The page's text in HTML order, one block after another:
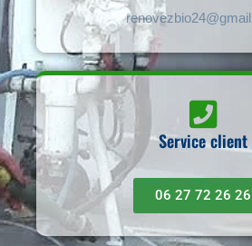
Service client
06 27 72 26 26